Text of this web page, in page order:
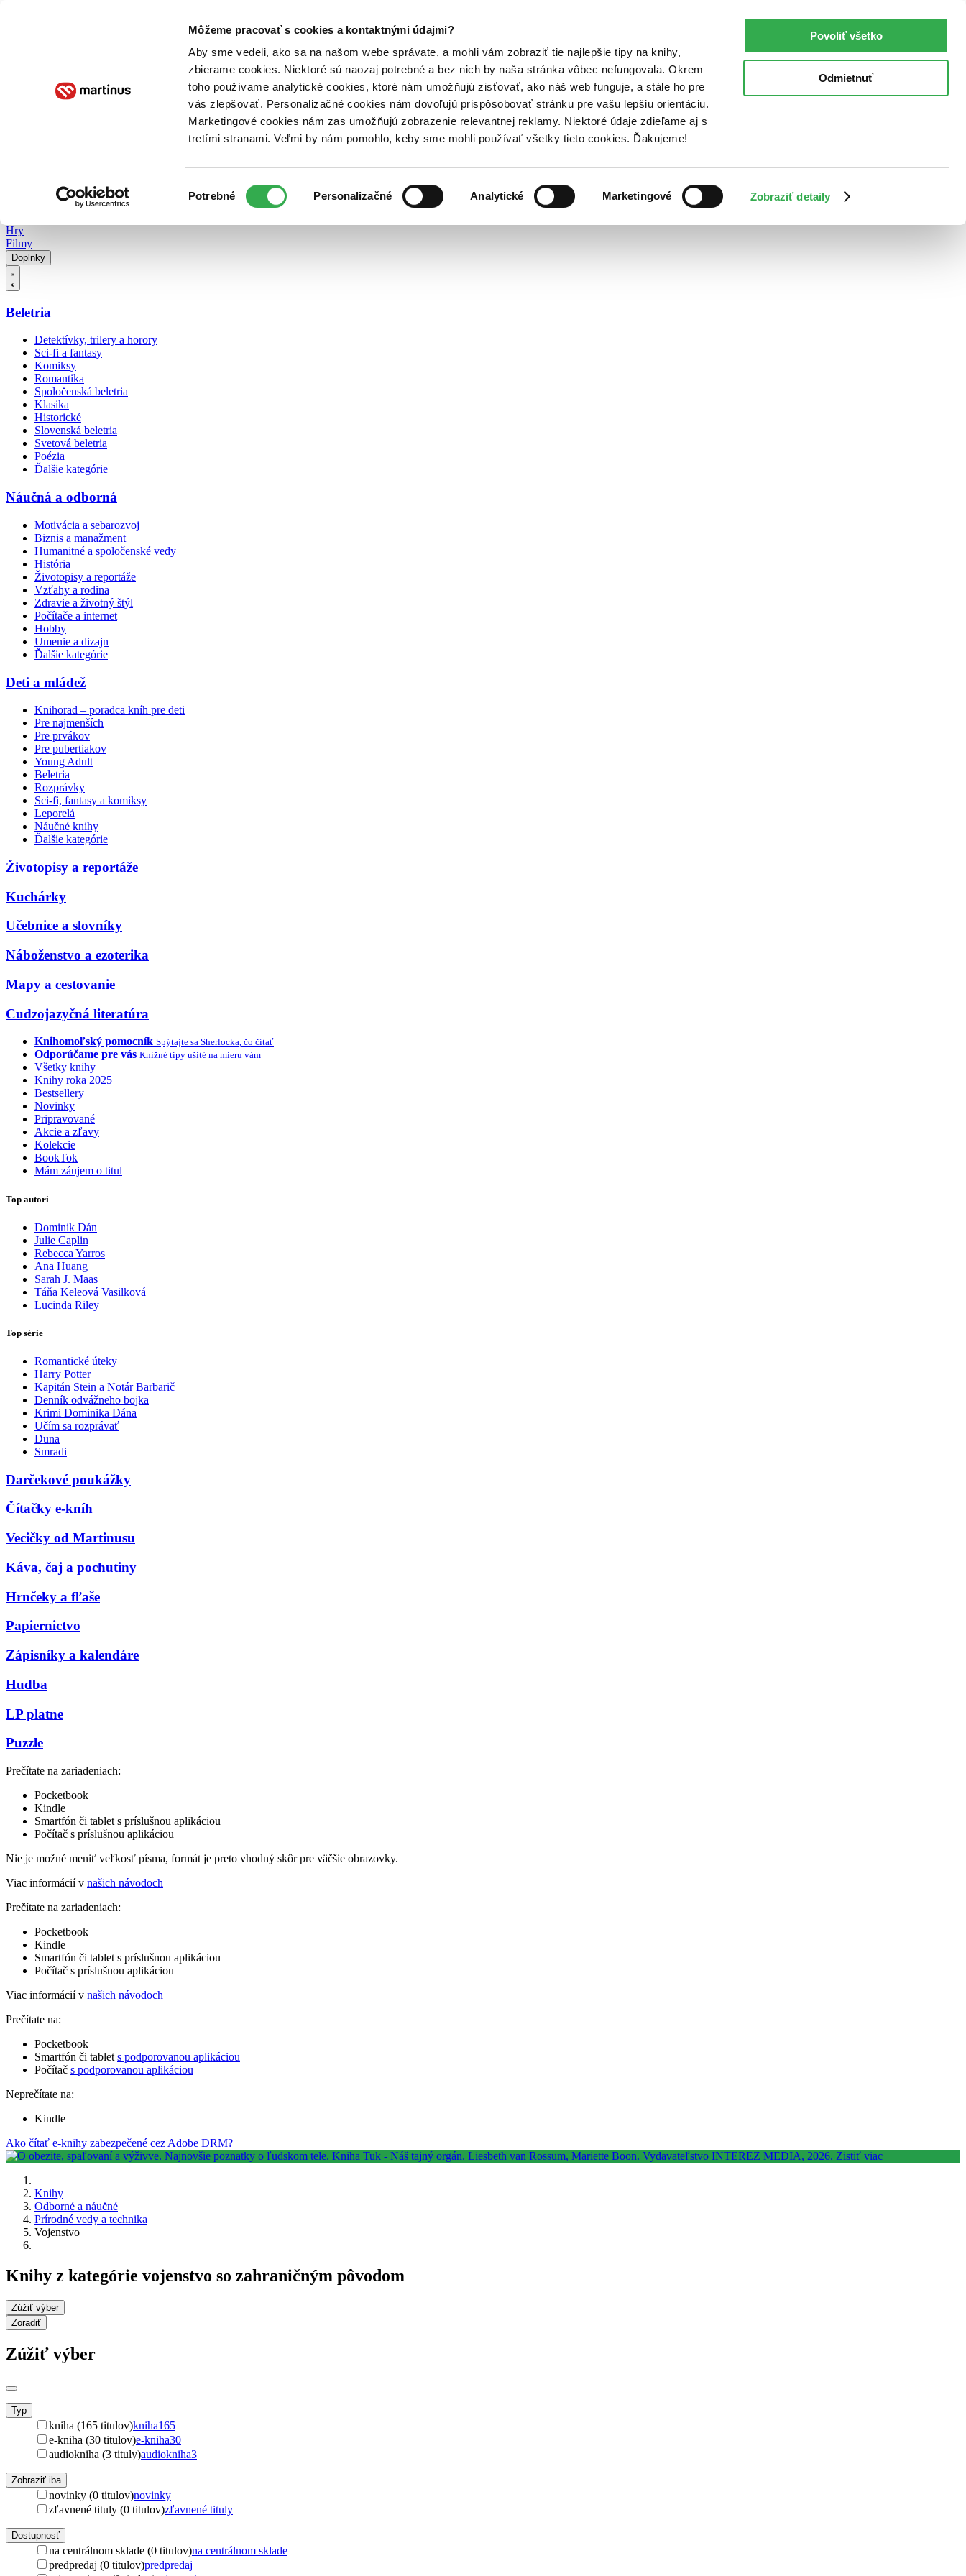
Môžeme pracovať s cookies a kontaktnými údajmi?
Aby sme vedeli, ako sa na našom webe správate, a mohli vám zobraziť tie najlepšie tipy na knihy,
zbierame cookies. Niektoré sú naozaj potrebné a bez nich by naša stránka vôbec nefungovala. Okrem
toho používame analytické cookies, ktoré nám umožňujú zisťovať, ako náš web funguje, a stále ho pre
vás zlepšovať. Personalizačné cookies nám dovoľujú prispôsobovať stránku pre vašu lepšiu orientáciu.
Marketingové cookies nám zas umožňujú zobrazenie relevantnej reklamy. Niektoré údaje zdieľame aj s
tretími stranami. Veľmi by nám pomohlo, keby sme mohli používať všetky tieto cookies. Ďakujeme!
súhlasu
Potrebné Personalizačné Analytické Marketingové Zobraziť detaily
Povoliť všetko
Odmietnuť
Poukážky Kontakt
Hry
Filmy
Doplnky
Beletria
Detektívky, trilery a horory
Sci-fi a fantasy
Komiksy
Romantika
Spoločenská beletria
Klasika
Historické
Slovenská beletria
Svetová beletria
Poézia
Ďalšie kategórie
Náučná a odborná
Motivácia a sebarozvoj
Biznis a manažment
Humanitné a spoločenské vedy
História
Životopisy a reportáže
Vzťahy a rodina
Zdravie a životný štýl
Počítače a internet
Hobby
Umenie a dizajn
Ďalšie kategórie
Deti a mládež
Knihorad – poradca kníh pre deti
Pre najmenších
Pre prvákov
Pre pubertiakov
Young Adult
Beletria
Rozprávky
Sci-fi, fantasy a komiksy
Leporelá
Náučné knihy
Ďalšie kategórie
Životopisy a reportáže
Kuchárky
Učebnice a slovníky
Náboženstvo a ezoterika
Mapy a cestovanie
Cudzojazyčná literatúra
Knihomoľský pomocník Spýtajte sa Sherlocka, čo čítať
Odporúčame pre vás Knižné tipy ušité na mieru vám
Všetky knihy
Knihy roka 2025
Bestsellery
Novinky
Pripravované
Akcie a zľavy
Kolekcie
BookTok
Mám záujem o titul
Top autori
Dominik Dán
Julie Caplin
Rebecca Yarros
Ana Huang
Sarah J. Maas
Táňa Keleová Vasilková
Lucinda Riley
Top série
Romantické úteky
Harry Potter
Kapitán Stein a Notár Barbarič
Denník odvážneho bojka
Krimi Dominika Dána
Učím sa rozprávať
Duna
Smradi
Darčekové poukážky
Čítačky e-kníh
Vecičky od Martinusu
Káva, čaj a pochutiny
Hrnčeky a fľaše
Papiernictvo
Zápisníky a kalendáre
Hudba
LP platne
Puzzle
Prečítate na zariadeniach:
Pocketbook
Kindle
Smartfón či tablet s príslušnou aplikáciou
Počítač s príslušnou aplikáciou
Nie je možné meniť veľkosť písma, formát je preto vhodný skôr pre väčšie obrazovky.
Viac informácií v našich návodoch
Prečítate na zariadeniach:
Pocketbook
Kindle
Smartfón či tablet s príslušnou aplikáciou
Počítač s príslušnou aplikáciou
Viac informácií v našich návodoch
Prečítate na:
Pocketbook
Smartfón či tablet s podporovanou aplikáciou
Počítač s podporovanou aplikáciou
Neprečítate na:
Kindle
Ako čítať e-knihy zabezpečené cez Adobe DRM?
Knihy
Odborné a náučné
Prírodné vedy a technika
Vojenstvo
Knihy z kategórie vojenstvo so zahraničným pôvodom
Zúžiť výber
Zoradiť
Zúžiť výber
Typ
kniha (165 titulov)kniha165
e-kniha (30 titulov)e-kniha30
audiokniha (3 tituly)audiokniha3
Zobraziť iba
novinky (0 titulov)novinky
zľavnené tituly (0 titulov)zľavnené tituly
Dostupnosť
na centrálnom sklade (0 titulov)na centrálnom sklade
predpredaj (0 titulov)predpredaj